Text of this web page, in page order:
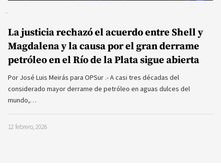
La justicia rechazó el acuerdo entre Shell y
Magdalena y la causa por el gran derrame
petróleo en el Río de la Plata sigue abierta
Por José Luis Meirás para OPSur .- A casi tres décadas del
considerado mayor derrame de petróleo en aguas dulces del
mundo,…
12 febrero, 2026